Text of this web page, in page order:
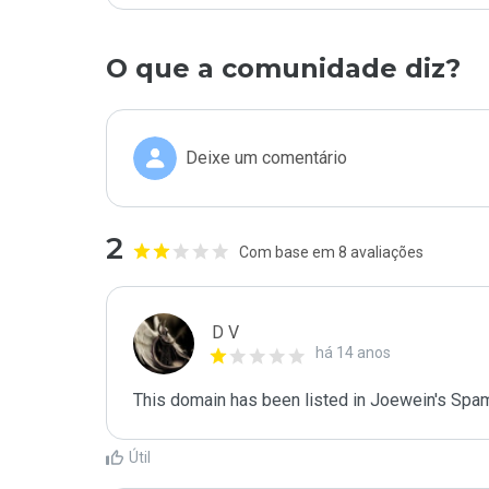
O que a comunidade diz?
Deixe um comentário
2 Com base em 8 avaliações
D V
há 14 anos
This domain has been listed in Joewein's
Útil